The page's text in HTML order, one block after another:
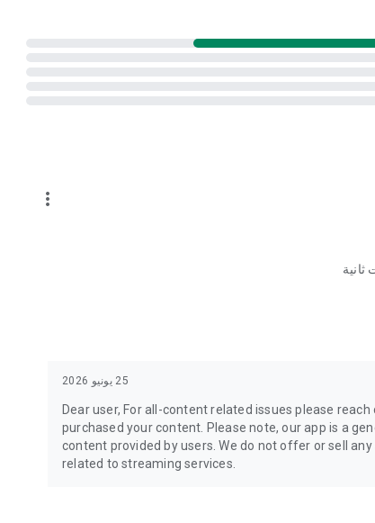
more_vert
ثانية
25 يونيو 2026
Dear user, For all-content related issues please
purchased your content. Please note, our app is a
content provided by users. We do not offer or sell
related to streaming services.